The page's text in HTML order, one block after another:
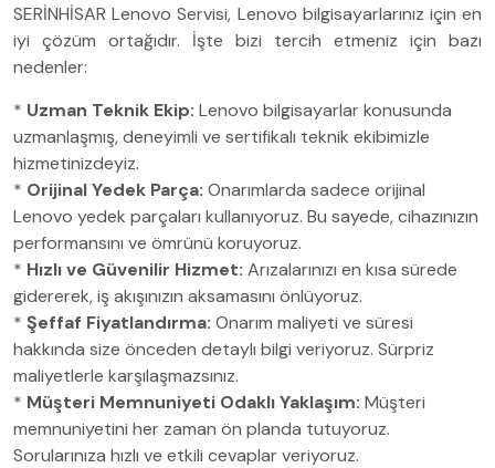
SERİNHİSAR Lenovo Servisi, Lenovo bilgisayarlarınız için en
iyi çözüm ortağıdır. İşte bizi tercih etmeniz için bazı
nedenler:
* Uzman Teknik Ekip: Lenovo bilgisayarlar konusunda
uzmanlaşmış, deneyimli ve sertifikalı teknik ekibimizle
hizmetinizdeyiz.
* Orijinal Yedek Parça: Onarımlarda sadece orijinal
Lenovo yedek parçaları kullanıyoruz. Bu sayede, cihazınızın
performansını ve ömrünü koruyoruz.
* Hızlı ve Güvenilir Hizmet: Arızalarınızı en kısa sürede
gidererek, iş akışınızın aksamasını önlüyoruz.
* Şeffaf Fiyatlandırma: Onarım maliyeti ve süresi
hakkında size önceden detaylı bilgi veriyoruz. Sürpriz
maliyetlerle karşılaşmazsınız.
* Müşteri Memnuniyeti Odaklı Yaklaşım: Müşteri
memnuniyetini her zaman ön planda tutuyoruz.
Sorularınıza hızlı ve etkili cevaplar veriyoruz.